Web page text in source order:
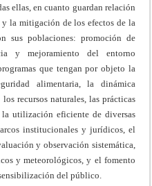
ellas, en cuanto guardan relación
la mitigación de los efectos de la
sus poblaciones: promoción de
y mejoramiento del entorno
que tengan por objeto la
alimentaria, la dinámica
recursos naturales, las prácticas
utilización eficiente de diversas
institucionales y jurídicos, el
y observación sistemática,
y meteorológicos, y el fomento
del público.